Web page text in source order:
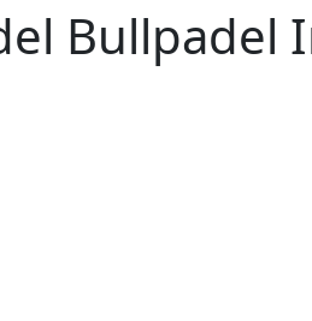
Bullpadel